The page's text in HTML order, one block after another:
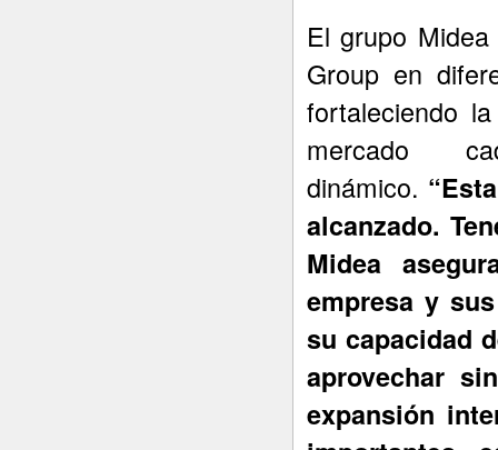
El grupo
Group en
fortaleciendo
mercado
dinámico.
alcanzado.
Midea
empresa y
su capacidad
aprovechar
expansión